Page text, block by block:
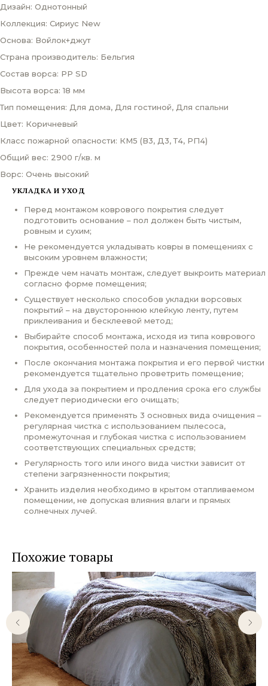
Дизайн: Однотонный
Коллекция: Сириус New
Основа: Войлок+джут
Страна производитель: Бельгия
Состав ворса: PP SD
Высота ворса: 18 мм
Тип помещения: Для дома, Для гостиной, Для спальни
Цвет: Коричневый
Класс пожарной опасности: КМ5 (В3, Д3, Т4, РП4)
Общий вес: 2900 г/кв. м
Ворс: Очень высокий
УКЛАДКА И УХОД
Перед монтажом коврового покрытия следует
подготовить основание – пол должен быть чистым,
ровным и сухим;
Не рекомендуется укладывать ковры в помещениях с
высоким уровнем влажности;
Прежде чем начать монтаж, следует выкроить материал
согласно форме помещения;
Существует несколько способов укладки ворсовых
покрытий – на двустороннюю клейкую ленту, путем
приклеивания и бесклеевой метод;
Выбирайте способ монтажа, исходя из типа коврового
покрытия, особенностей пола и назначения помещения;
После окончания монтажа покрытия и его первой чистки
рекомендуется тщательно проветрить помещение;
Для ухода за покрытием и продления срока его службы
следует периодически его очищать;
Рекомендуется применять 3 основных вида очищения –
регулярная чистка с использованием пылесоса,
промежуточная и глубокая чистка с использованием
соответствующих специальных средств;
Регулярность того или иного вида чистки зависит от
степени загрязненности покрытия;
Хранить изделия необходимо в крытом отапливаемом
помещении, не допуская влияния влаги и прямых
солнечных лучей.
Похожие товары